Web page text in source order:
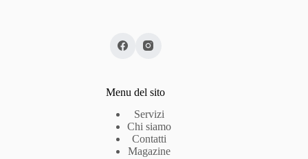
Menu del sito
Servizi
Chi siamo
Contatti
Magazine